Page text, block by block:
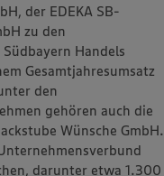
der EDEKA SB-
zu den
Handels
Gesamtjahresumsatz
den
gehören auch die
Wünsche GmbH.
darunter etwa 1.300